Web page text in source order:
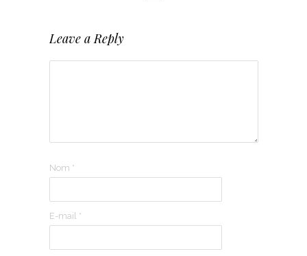
Leave a Reply
Nom *
E-mail *